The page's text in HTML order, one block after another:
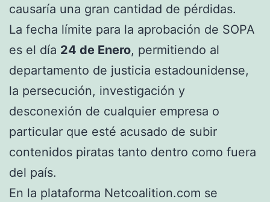
causaría una gran cantidad de pérdidas.
La fecha límite para la aprobación de SOPA
es el día 24 de Enero, permitiendo al
departamento de justicia estadounidense,
la persecución, investigación y
desconexión de cualquier empresa o
particular que esté acusado de subir
contenidos piratas tanto dentro como fuera
del país.
En la plataforma Netcoalition.com se